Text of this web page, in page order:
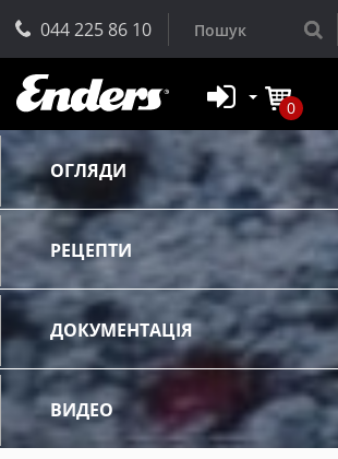
044 225 86 10
0
ОГЛЯДИ
РЕЦЕПТИ
ДОКУМЕНТАЦІЯ
ВИДЕО